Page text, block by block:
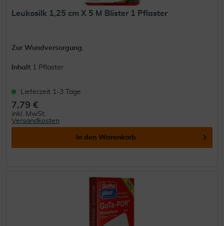
Leukosilk 1,25 cm X 5 M Blister 1 Pflaster
Zur Wundversorgung.
Inhalt 1 Pflaster
Lieferzeit 1-3 Tage
7,79 €
inkl. MwSt.
Versandkosten
In den Warenkorb